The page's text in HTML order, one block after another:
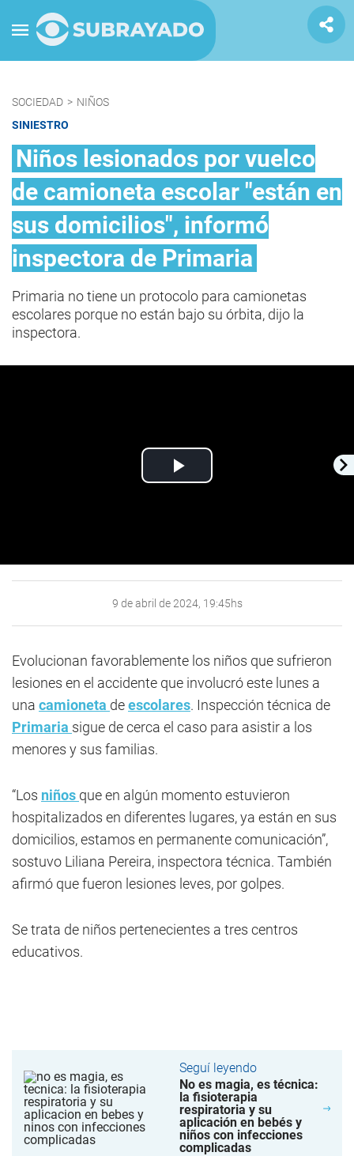
SOCIEDAD > NIÑOS
SINIESTRO
Niños lesionados por vuelco
de camioneta escolar "están en
sus domicilios", informó
inspectora de Primaria
Primaria no tiene un protocolo para camionetas
escolares porque no están bajo su órbita, dijo la
inspectora.
Play
9 de abril de 2024, 19:45hs
Evolucionan favorablemente los niños que sufrieron
lesiones en el accidente que involucró este lunes a
una camioneta deescolares. Inspección técnica de
Primaria sigue de cerca el caso para asistir a los
menores y sus familias.
“Los niños que en algún momento estuvieron
hospitalizados en diferentes lugares, ya están en sus
domicilios, estamos en permanente comunicación”,
sostuvo Liliana Pereira, inspectora técnica. También
afirmó que fueron lesiones leves, por golpes.
Se trata de niños pertenecientes a tres centros
educativos.
Seguí leyendo
No es magia, es técnica:
la fisioterapia
respiratoria y su
aplicación en bebés y
niños con infecciones
complicadas